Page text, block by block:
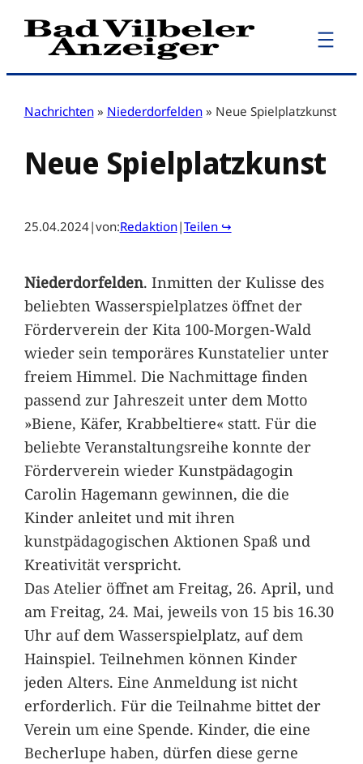
Zum
Inhalt
Nachrichten » Niederdorfelden » Neue Spielplatzkunst
Neue Spielplatzkunst
25.04.2024|von:Redaktion|Teilen ↪
Niederdorfelden. Inmitten der Kulisse des
beliebten Wasserspielplatzes öffnet der
Förderverein der Kita 100-Morgen-Wald
wieder sein temporäres Kunstatelier unter
freiem Himmel. Die Nachmittage finden
passend zur Jahreszeit unter dem Motto
»Biene, Käfer, Krabbeltiere« statt. Für die
beliebte Veranstaltungsreihe konnte der
Förderverein wieder Kunstpädagogin
Carolin Hagemann gewinnen, die die
Kinder anleitet und mit ihren
kunstpädagogischen Aktionen Spaß und
Kreativität verspricht.
Das Atelier öffnet am Freitag, 26. April, und
am Freitag, 24. Mai, jeweils von 15 bis 16.30
Uhr auf dem Wasserspielplatz, auf dem
Hainspiel. Teilnehmen können Kinder
jeden Alters. Eine Anmeldung ist nicht
erforderlich. Für die Teilnahme bittet der
Verein um eine Spende. Kinder, die eine
Becherlupe haben, dürfen diese gerne